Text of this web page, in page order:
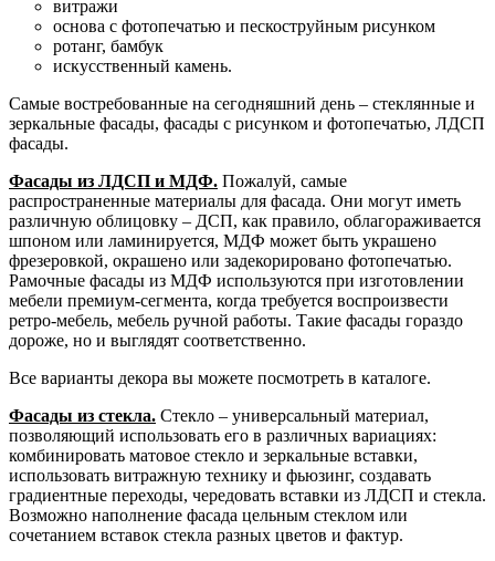
витражи
основа с фотопечатью и пескоструйным рисунком
ротанг, бамбук
искусственный камень.
Самые востребованные на сегодняшний день – стеклянные и
зеркальные фасады, фасады с рисунком и фотопечатью, ЛДСП
фасады.
Фасады из ЛДСП и МДФ. Пожалуй, самые
распространенные материалы для фасада. Они могут иметь
различную облицовку – ДСП, как правило, облагораживается
шпоном или ламинируется, МДФ может быть украшено
фрезеровкой, окрашено или задекорировано фотопечатью.
Рамочные фасады из МДФ используются при изготовлении
мебели премиум-сегмента, когда требуется воспроизвести
ретро-мебель, мебель ручной работы. Такие фасады гораздо
дороже, но и выглядят соответственно.
Все варианты декора вы можете посмотреть в каталоге.
Фасады из стекла. Стекло – универсальный материал,
позволяющий использовать его в различных вариациях:
комбинировать матовое стекло и зеркальные вставки,
использовать витражную технику и фьюзинг, создавать
градиентные переходы, чередовать вставки из ЛДСП и стекла.
Возможно наполнение фасада цельным стеклом или
сочетанием вставок стекла разных цветов и фактур.